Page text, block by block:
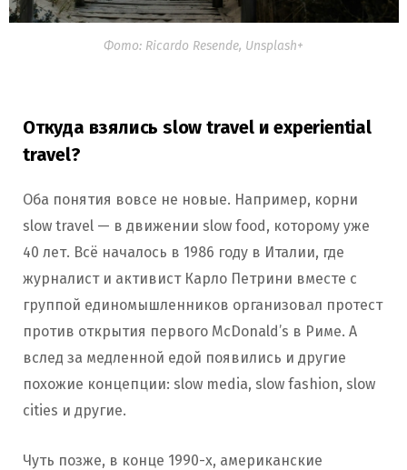
Фото: Ricardo Resende, Unsplash+
Откуда взялись slow travel и experiential
travel?
Оба понятия вовсе не новые. Например, корни
slow travel — в движении slow food, которому уже
40 лет. Всё началось в 1986 году в Италии, где
журналист и активист Карло Петрини вместе с
группой единомышленников организовал протест
против открытия первого McDonald’s в Риме. А
вслед за медленной едой появились и другие
похожие концепции: slow media, slow fashion, slow
cities и другие.
Чуть позже, в конце 1990-х, американские